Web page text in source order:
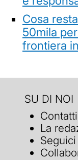
Cosa
50mila
frontiera
SU DI NOI
Contatti
La
Seguici